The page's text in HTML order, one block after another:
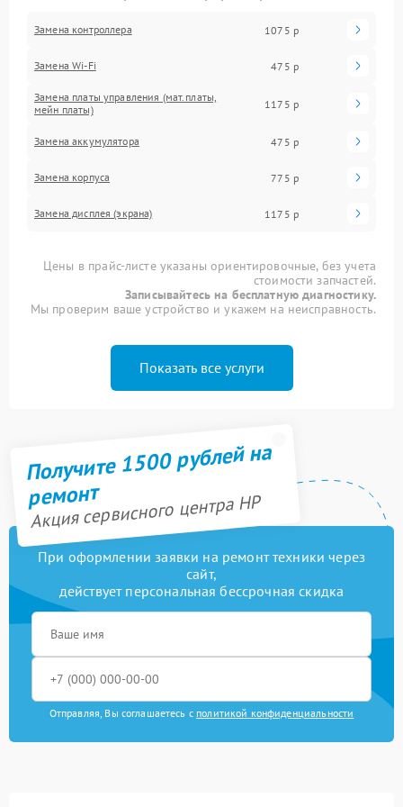
Замена контроллера 1075 р
Замена Wi-Fi 475 р
Замена платы управления (мат.платы,
мейн платы)
1175 р
Замена аккумулятора 475 р
Замена корпуса 775 р
Замена дисплея (экрана) 1175 р
Цены в прайс-листе указаны ориентировочные, без учета
стоимости запчастей.
Записывайтесь на бесплатную диагностику.
Мы проверим ваше устройство и укажем на неисправность.
Показать все услуги
Получите 1500 рублей на
ремонт
Акция сервисного центра HP
При оформлении заявки на ремонт техники через
сайт,
действует персональная бессрочная скидка
Отправляя, Вы соглашаетесь с политикой конфиденциальности